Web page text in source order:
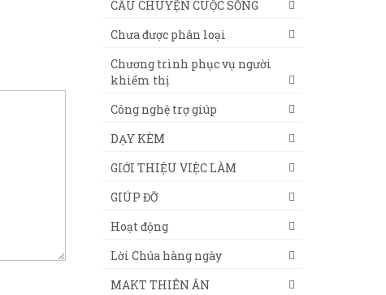
CÂU CHUYỆN CUỘC SỐNG
Chưa được phân loại
Chương trình phục vụ người
khiếm thị
Công nghệ trợ giúp
DẠY KÈM
GIỚI THIỆU VIỆC LÀM
GIÚP ĐỠ
Hoạt động
Lời Chúa hàng ngày
MAKT THIÊN ÂN